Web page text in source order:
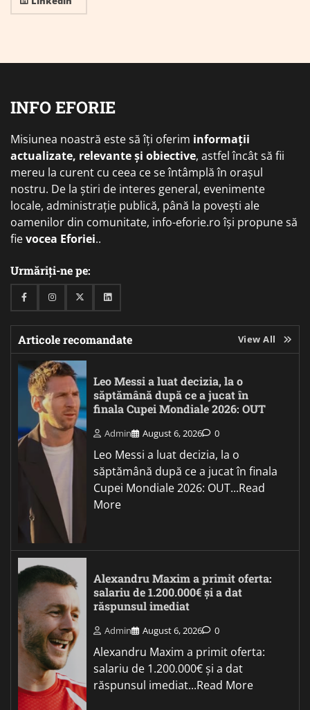
INFO EFORIE
Misiunea noastră este să îți oferim informații
actualizate, relevante și obiective, astfel încât să fii
mereu la curent cu ceea ce se întâmplă în orașul
nostru. De la știri de interes general, evenimente
locale, administrație publică, până la povești ale
oamenilor din comunitate, info-eforie.ro își propune să
fievocea Eforiei..
Urmăriți-ne pe:
FacebookInstagramTwitterLinkedin
Articole recomandate View All
Leo Messi a luat decizia, la o
săptămână după ce a jucat în
finala Cupei Mondiale 2026: OUT
Admin August 6, 2026 0
Leo Messi a luat decizia, la o
săptămână după ce a jucat în finala
Cupei Mondiale 2026: OUT...Read
More
Alexandru Maxim a primit oferta:
salariu de 1.200.000€ și a dat
răspunsul imediat
Admin August 6, 2026 0
Alexandru Maxim a primit oferta:
salariu de 1.200.000€ și a dat
răspunsul imediat...Read More